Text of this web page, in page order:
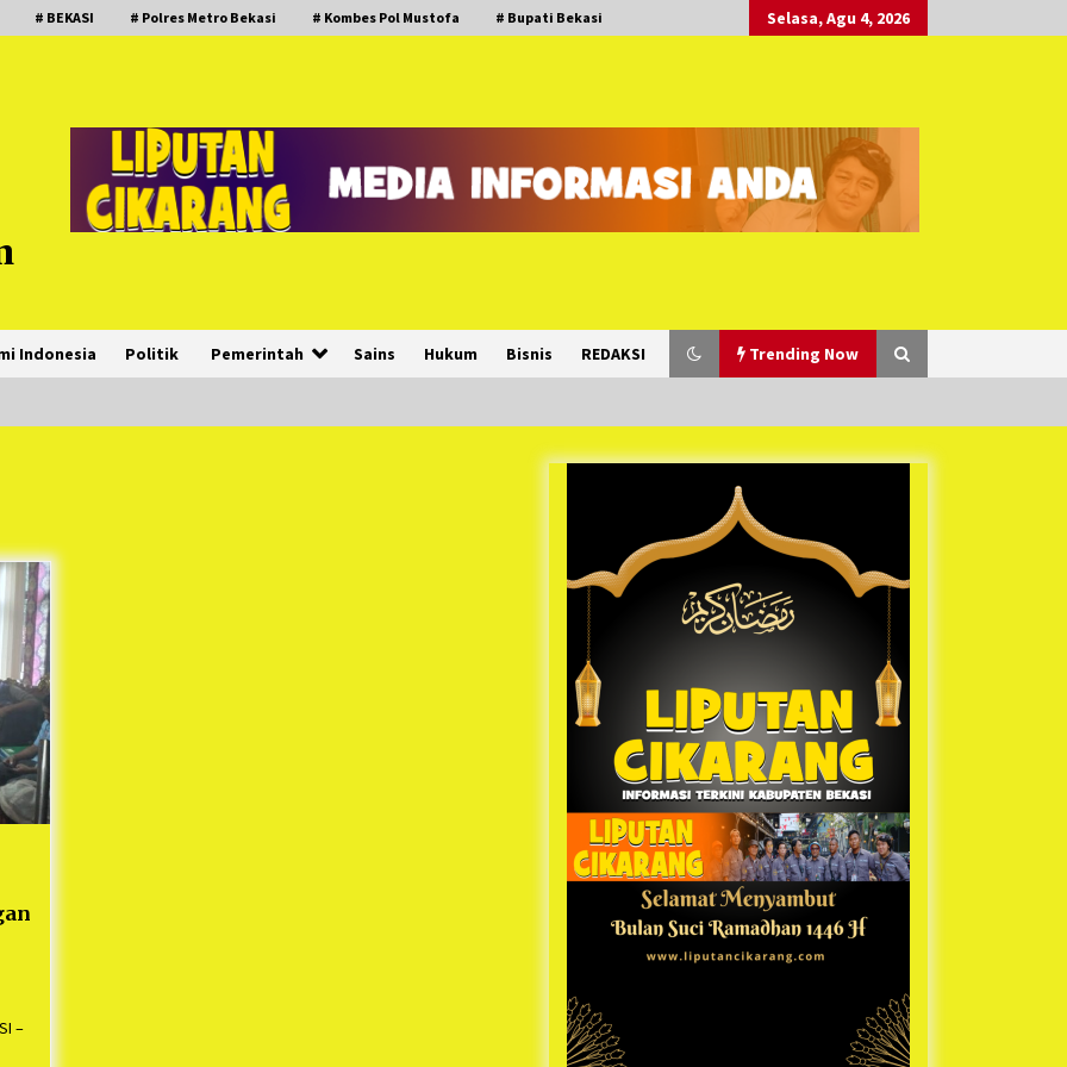
# BEKASI # Polres Metro Bekasi # Kombes Pol Mustofa # Bupati Bekasi Selasa, Agu 4, 2026
Indonesia Politik Pemerintah Sains Hukum Bisnis REDAKSI Trending Now
Duh Kacau Banget, Karena Kecewa
Tak Dapat Fasilitas yang Sesuai,
Para Peserta Retret Aparatur Desa
Kabupaten Bekasi Pulang duluan
Sebelum Waktunya
1 tahun ago
Ketua Umum Jurpala KOSMI
Indonesia Gilang Bayu Nugraha,
S.H, Ucapkan Terimakasih Atas
Jurpala Kosmi
Jelang Ramadhan, Kecamatan
Cikarang Pusat Gelar STQ ke-VII
1 tahun ago
–